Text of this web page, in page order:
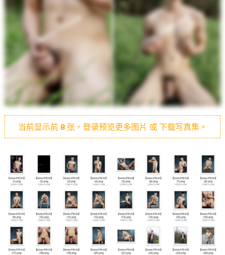
当前显示前 8张，登录预览更多图片 或 下载写真集。